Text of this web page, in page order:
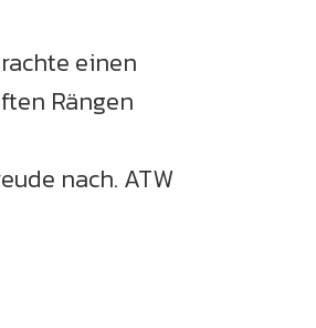
einen
Rängen
nach. ATW